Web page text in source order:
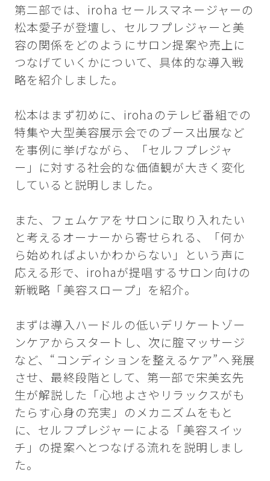
第二部では、iroha セールスマネージャーの
松本愛子が登壇し、セルフプレジャーと美
容の関係をどのようにサロン提案や売上に
つなげていくかについて、具体的な導入戦
略を紹介しました。
松本はまず初めに、irohaのテレビ番組での
特集や大型美容展示会でのブース出展など
を事例に挙げながら、「セルフプレジャ
ー」に対する社会的な価値観が大きく変化
していると説明しました。
また、フェムケアをサロンに取り入れたい
と考えるオーナーから寄せられる、「何か
ら始めればよいかわからない」という声に
応える形で、irohaが提唱するサロン向けの
新戦略「美容スロープ」を紹介。
まずは導入ハードルの低いデリケートゾー
ンケアからスタートし、次に腟マッサージ
など、“コンディションを整えるケア”へ発展
させ、最終段階として、第一部で宋美玄先
生が解説した「心地よさやリラックスがも
たらす心身の充実」のメカニズムをもと
に、セルフプレジャーによる「美容スイッ
チ」の提案へとつなげる流れを説明しまし
た。